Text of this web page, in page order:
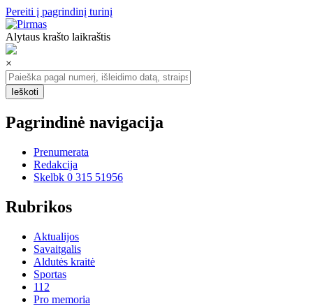
Pereiti į pagrindinį turinį
Alytaus krašto laikraštis
×
Pagrindinė navigacija
Prenumerata
Redakcija
Skelbk 0 315 51956
Rubrikos
Aktualijos
Savaitgalis
Aldutės kraitė
Sportas
112
Pro memoria